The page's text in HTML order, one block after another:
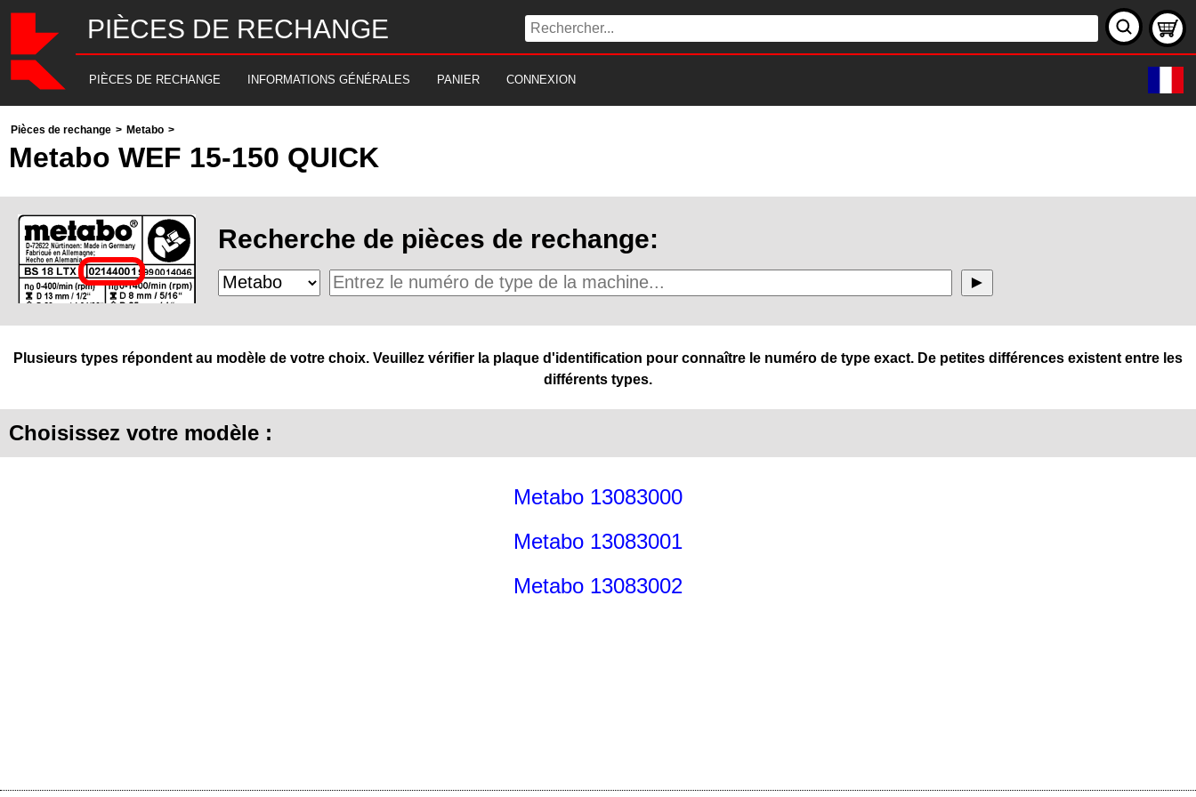
PIÈCES DE RECHANGE
PIÈCES DE RECHANGE INFORMATIONS GÉNÉRALES PANIER CONNEXION
Pièces de rechange > Metabo >
Metabo WEF 15-150 QUICK
Recherche de pièces de rechange:
Plusieurs types répondent au modèle de votre choix. Veuillez vérifier la plaque d'identification pour connaître le numéro de type exact. De petites différences existent entre les
différents types.
Choisissez votre modèle :
Metabo 13083000
Metabo 13083001
Metabo 13083002